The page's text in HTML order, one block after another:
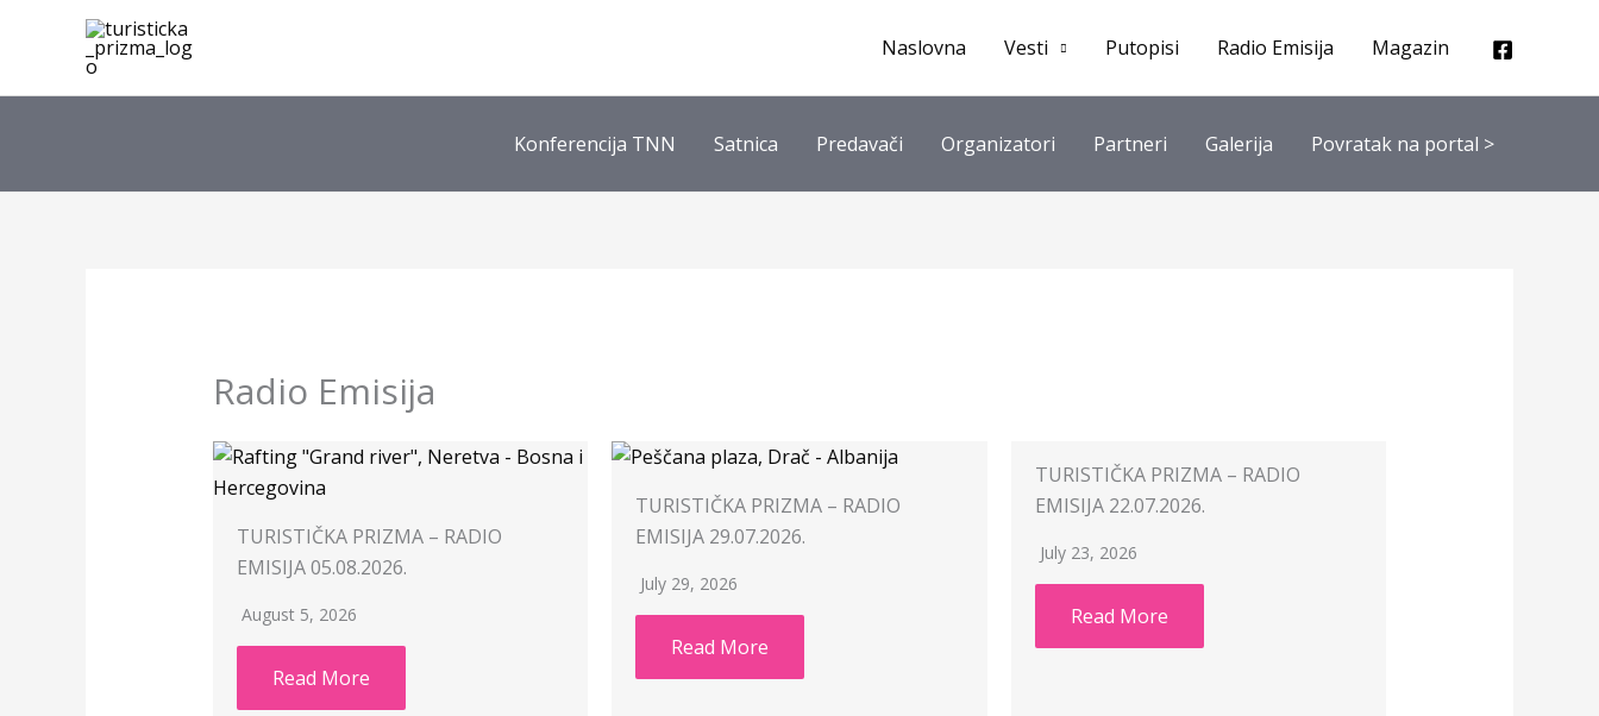
Naslovna Vesti Putopisi Radio Emisija Magazin
Konferencija TNN Satnica Predavači Organizatori Partneri Galerija Povratak na portal >
Radio Emisija
TURISTIČKA PRIZMA – RADIO
EMISIJA 05.08.2026.
August 5, 2026
Read More
TURISTIČKA PRIZMA – RADIO
EMISIJA 29.07.2026.
July 29, 2026
Read More
TURISTIČKA PRIZMA – RADIO
EMISIJA 22.07.2026.
July 23, 2026
Read More